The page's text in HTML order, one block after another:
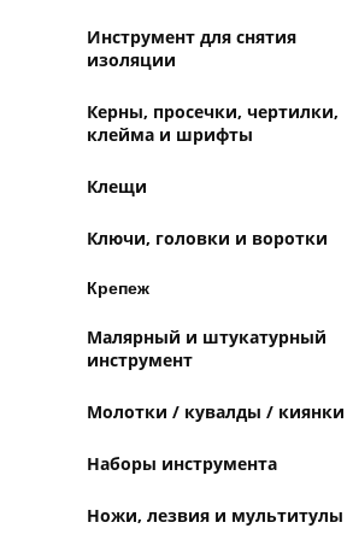
Инструмент для снятия
изоляции
Керны, просечки, чертилки,
клейма и шрифты
Клещи
Ключи, головки и воротки
Крепеж
Малярный и штукатурный
инструмент
Молотки / кувалды / киянки
Наборы инструмента
Ножи, лезвия и мультитулы